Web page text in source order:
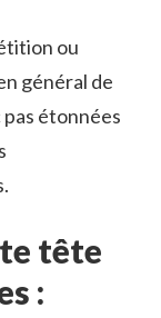
ou
général de
étonnées
tête
: